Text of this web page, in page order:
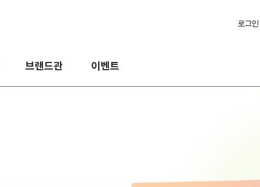
로그인
브랜드관 이벤트